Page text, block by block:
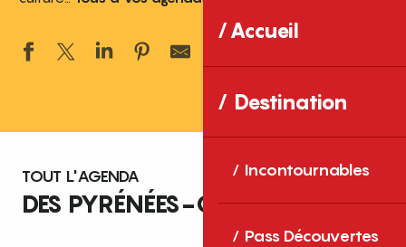
Accueil
Destination
Incontournables
Pass Découvertes
TOUT L'AGENDA
DES PYRÉNÉES-ORIENTALES